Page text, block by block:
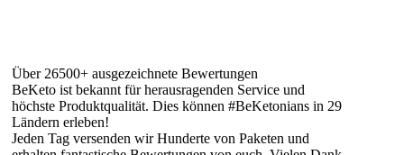
Zucker)
12,5 g Protein (170 % mehr als herkömmlich)
7,5 g Ballaststoffe
Zutaten: Weizenprotein, Haferprotein, Reisprotein,
Akazienfaser, Butter, Olivenöl
Über 26500+ ausgezeichnete Bewertungen
BeKeto ist bekannt für herausragenden Service und
höchste Produktqualität. Dies können #BeKetonians in 29
Ländern erleben!
Jeden Tag versenden wir Hunderte von Paketen und